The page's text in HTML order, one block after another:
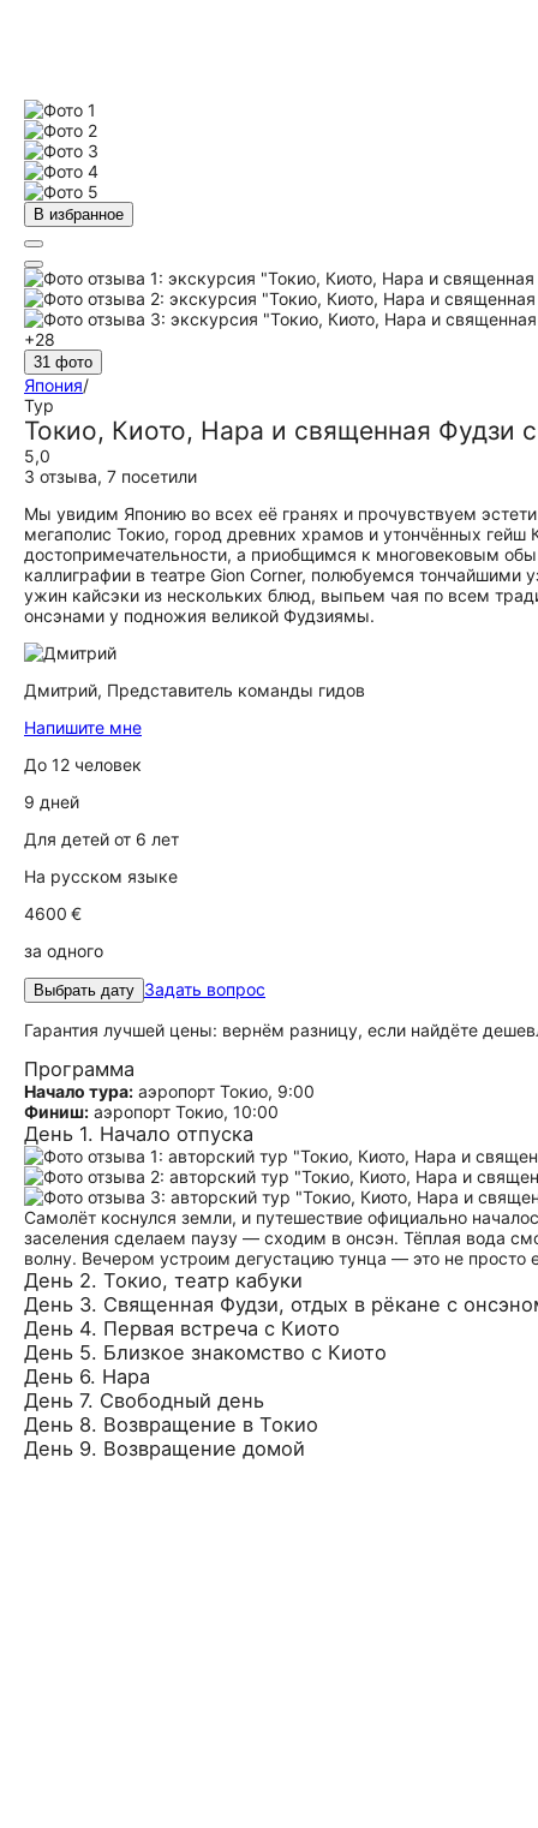
В избранное
+28
31 фото
Япония/
Тур
Токио, Киото, Нара и священная Фудзи
5,0
3 отзыва, 7 посетили
Мы увидим Японию во всех её гранях и прочувствуем
мегаполис Токио, город древних храмов и утончённых
достопримечательности, а приобщимся к многовековым
каллиграфии в театре Gion Corner, полюбуемся
ужин кайсэки из нескольких блюд, выпьем чая по всем
онсэнами у подножия великой Фудзиямы.
Дмитрий, Представитель команды гидов
Напишите мне
До 12 человек
9 дней
Для детей от 6 лет
На русском языке
4600 €
за одного
Выбрать дату Задать вопрос
Гарантия лучшей цены: вернём разницу, если найдёте
Программа
Начало тура: аэропорт Токио, 9:00
Финиш: аэропорт Токио, 10:00
День 1. Начало отпуска
Самолёт коснулся земли, и путешествие официально
заселения сделаем паузу — сходим в онсэн. Тёплая вода
волну. Вечером устроим дегустацию тунца — это не просто
День 2. Токио, театр кабуки
День 3. Священная Фудзи, отдых в рёкане с
День 4. Первая встреча с Киото
День 5. Близкое знакомство с Киото
День 6. Нара
День 7. Свободный день
День 8. Возвращение в Токио
День 9. Возвращение домой